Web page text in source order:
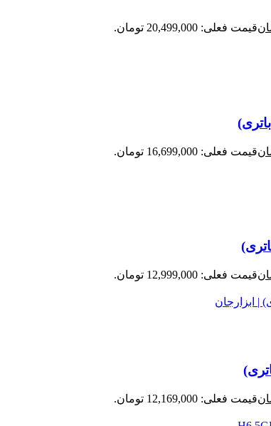
قیمت فعلی: 20,499,000 تومان.
قیمت فعلی: 16,699,000 تومان.
قیمت فعلی: 12,999,000 تومان.
قیمت فعلی: 12,169,000 تومان.